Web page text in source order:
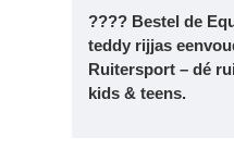
???? Bestel de
teddy rijjas
Ruitersport – dé
kids & teens.